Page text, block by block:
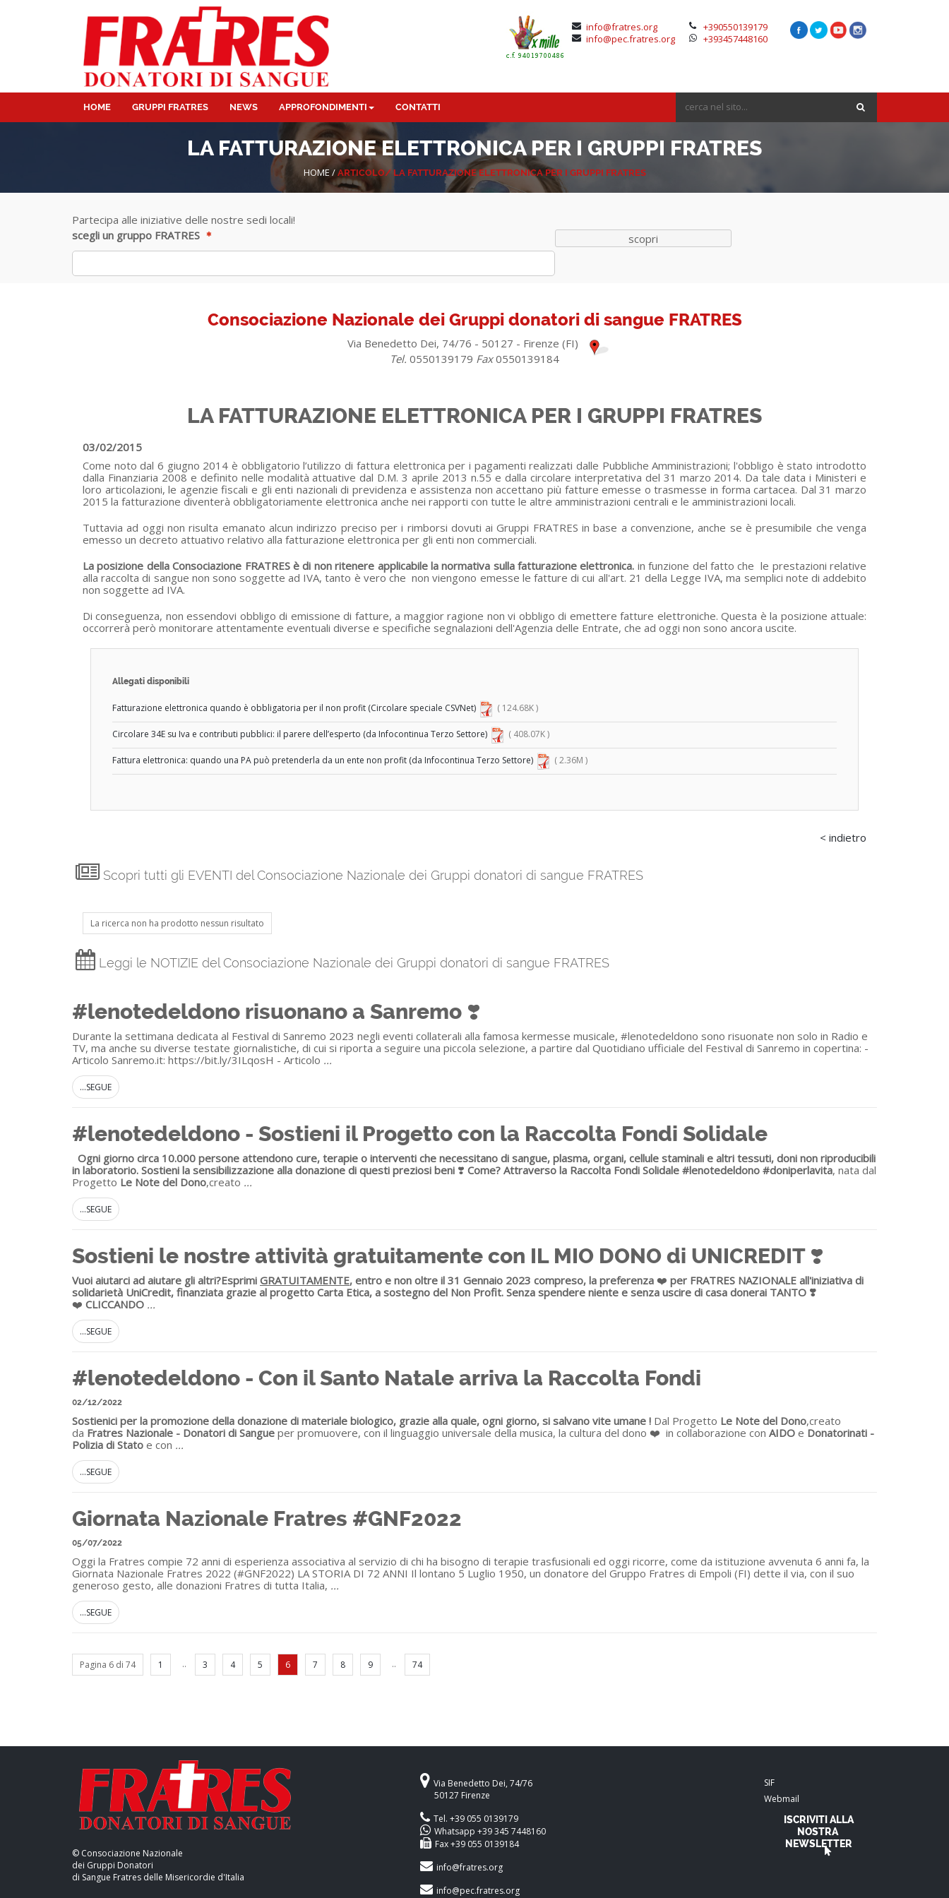
info@fratres.org
info@pec.fratres.org
+390550139179
+393457448160
HOME GRUPPI FRATRES NEWS APPROFONDIMENTI CONTATTI
LA FATTURAZIONE ELETTRONICA PER I GRUPPI FRATRES
HOME/ARTICOLO/ LA FATTURAZIONE ELETTRONICA PER I GRUPPI FRATRES
Partecipa alle iniziative delle nostre sedi locali!
scegli un gruppo FRATRES
scopri
Consociazione Nazionale dei Gruppi donatori di sangue FRATRES
Via Benedetto Dei, 74/76 - 50127 - Firenze (FI)
Tel. 0550139179 Fax0550139184
LA FATTURAZIONE ELETTRONICA PER I GRUPPI FRATRES
03/02/2015
Come noto dal 6 giugno 2014 è obbligatorio l’utilizzo di fattura elettronica per i pagamenti realizzati dalle Pubbliche Amministrazioni; l'obbligo è stato introdotto
dalla Finanziaria 2008 e definito nelle modalità attuative dal D.M. 3 aprile 2013 n.55 e dalla circolare interpretativa del 31 marzo 2014. Da tale data i Ministeri e
loro articolazioni, le agenzie fiscali e gli enti nazionali di previdenza e assistenza non accettano più fatture emesse o trasmesse in forma cartacea. Dal 31 marzo
2015 la fatturazione diventerà obbligatoriamente elettronica anche nei rapporti con tutte le altre amministrazioni centrali e le amministrazioni locali.
Tuttavia ad oggi non risulta emanato alcun indirizzo preciso per i rimborsi dovuti ai Gruppi FRATRES in base a convenzione, anche se è presumibile che venga
emesso un decreto attuativo relativo alla fatturazione elettronica per gli enti non commerciali.
La posizione della Consociazione FRATRES è di non ritenere applicabile la normativa sulla fatturazione elettronica. in funzione del fatto che le prestazioni relative
alla raccolta di sangue non sono soggette ad IVA, tanto è vero che non viengono emesse le fatture di cui all'art. 21 della Legge IVA, ma semplici note di addebito
non soggette ad IVA.
Di conseguenza, non essendovi obbligo di emissione di fatture, a maggior ragione non vi obbligo di emettere fatture elettroniche. Questa è la posizione attuale:
occorrerà però monitorare attentamente eventuali diverse e specifiche segnalazioni dell'Agenzia delle Entrate, che ad oggi non sono ancora uscite.
Allegati disponibili
Fatturazione elettronica quando è obbligatoria per il non profit (Circolare speciale CSVNet) ( 124.68K )
Circolare 34E su Iva e contributi pubblici: il parere dell’esperto (da Infocontinua Terzo Settore) ( 408.07K )
Fattura elettronica: quando una PA può pretenderla da un ente non profit (da Infocontinua Terzo Settore) ( 2.36M )
< indietro
Scopri tutti gli EVENTI del Consociazione Nazionale dei Gruppi donatori di sangue FRATRES
La ricerca non ha prodotto nessun risultato
Leggi le NOTIZIE del Consociazione Nazionale dei Gruppi donatori di sangue FRATRES
#lenotedeldono risuonano a Sanremo ❣️
Durante la settimana dedicata al Festival di Sanremo 2023 negli eventi collaterali alla famosa kermesse musicale, #lenotedeldono sono risuonate non solo in Radio e
TV, ma anche su diverse testate giornalistiche, di cui si riporta a seguire una piccola selezione, a partire dal Quotidiano ufficiale del Festival di Sanremo in copertina: -
Articolo Sanremo.it: https://bit.ly/3ILqosH - Articolo ...
...SEGUE
#lenotedeldono - Sostieni il Progetto con la Raccolta Fondi Solidale
Ogni giorno circa 10.000 persone attendono cure, terapie o interventi che necessitano di sangue, plasma, organi, cellule staminali e altri tessuti, doni non riproducibili
in laboratorio. Sostieni la sensibilizzazione alla donazione di questi preziosi beni ❣️ Come? Attraverso la Raccolta Fondi Solidale #lenotedeldono #doniperlavita, nata dal
Progetto Le Note del Dono,creato ...
...SEGUE
Sostieni le nostre attività gratuitamente con IL MIO DONO di UNICREDIT ❣️
Vuoi aiutarci ad aiutare gli altri?Esprimi GRATUITAMENTE, entro e non oltre il 31 Gennaio 2023 compreso, la preferenza ❤️ per FRATRES NAZIONALE all'iniziativa di
solidarietà UniCredit, finanziata grazie al progetto Carta Etica, a sostegno del Non Profit. Senza spendere niente e senza uscire di casa donerai TANTO ❣️
❤️ CLICCANDO ...
...SEGUE
#lenotedeldono - Con il Santo Natale arriva la Raccolta Fondi
02/12/2022
Sostienici per la promozione della donazione di materiale biologico, grazie alla quale, ogni giorno, si salvano vite umane ! Dal Progetto Le Note del Dono,creato
da Fratres Nazionale - Donatori di Sangue per promuovere, con il linguaggio universale della musica, la cultura del dono ❤️ in collaborazione con AIDO e Donatorinati -
Polizia di Stato e con ...
...SEGUE
Giornata Nazionale Fratres #GNF2022
05/07/2022
Oggi la Fratres compie 72 anni di esperienza associativa al servizio di chi ha bisogno di terapie trasfusionali ed oggi ricorre, come da istituzione avvenuta 6 anni fa, la
Giornata Nazionale Fratres 2022 (#GNF2022) LA STORIA DI 72 ANNI Il lontano 5 Luglio 1950, un donatore del Gruppo Fratres di Empoli (FI) dette il via, con il suo
generoso gesto, alle donazioni Fratres di tutta Italia, ...
...SEGUE
Pagina 6 di 74 1 .. 3 4 5 6 7 8 9 .. 74
© Consociazione Nazionale
dei Gruppi Donatori
di Sangue Fratres delle Misericordie d'Italia
Via Benedetto Dei, 74/76
50127 Firenze
Tel. +39 055 0139179
Whatsapp +39 345 7448160
Fax +39 055 0139184
info@fratres.org
info@pec.fratres.org
SIF
Webmail
ISCRIVITI ALLA
NOSTRA
NEWSLETTER